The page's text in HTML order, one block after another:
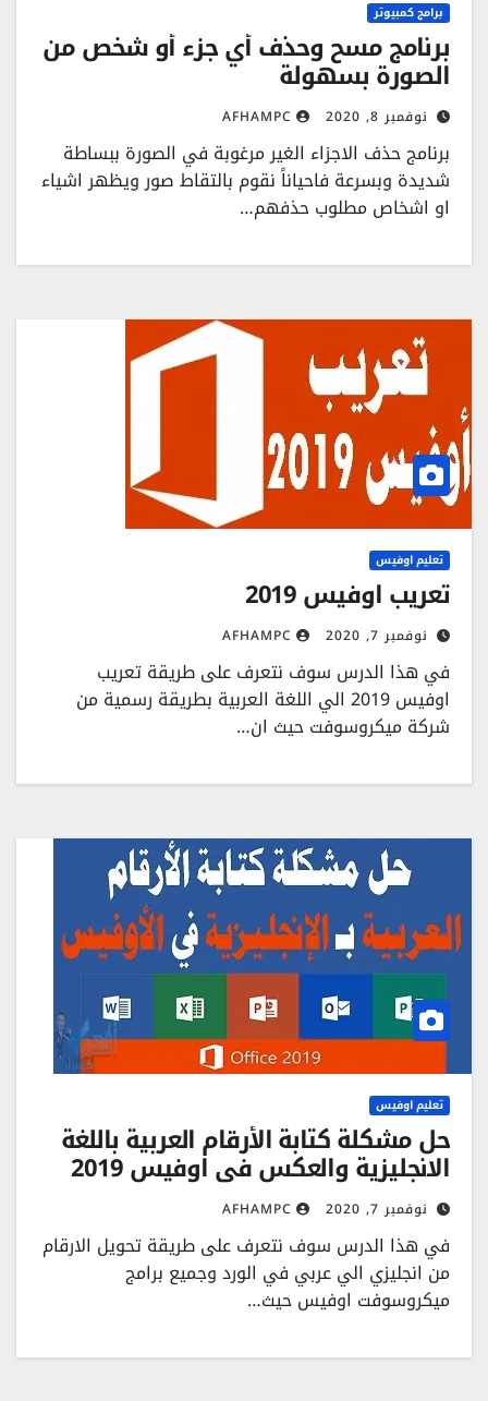
برامج كمبيوتر
برنامج مسح وحذف أي جزء أو شخص من
الصورة بسهولة
نوفمبر 8, 2020 AFHAMPC
برنامج حذف الاجزاء الغير مرغوبة في الصورة ببساطة
شديدة وبسرعة فاحياناً نقوم بالتقاط صور ويظهر اشياء
او اشخاص مطلوب حذفهم…
تعليم اوفيس
تعريب اوفيس 2019
نوفمبر 7, 2020 AFHAMPC
في هذا الدرس سوف نتعرف على طريقة تعريب
اوفيس 2019 الي اللغة العربية بطريقة رسمية من
شركة ميكروسوفت حيث ان…
تعليم اوفيس
حل مشكلة كتابة الأرقام العربية باللغة
الانجليزية والعكس في اوفيس 2019
نوفمبر 7, 2020 AFHAMPC
في هذا الدرس سوف نتعرف على طريقة تحويل الارقام
من انجليزي الي عربي في الورد وجميع برامج
ميكروسوفت اوفيس حيث…